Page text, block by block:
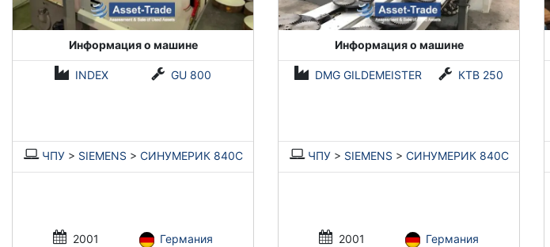
Информация о машине
INDEX GU 800
ЧПУ> SIEMENS > СИНУМЕРИК 840С
2001 Германия
Информация о машине
DMG GILDEMEISTER КТВ 250
ЧПУ> SIEMENS > СИНУМЕРИК 840С
2001 Германия